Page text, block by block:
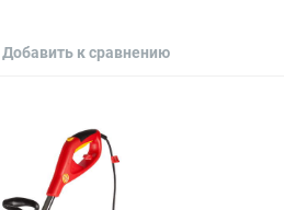
Добавить к сравнению